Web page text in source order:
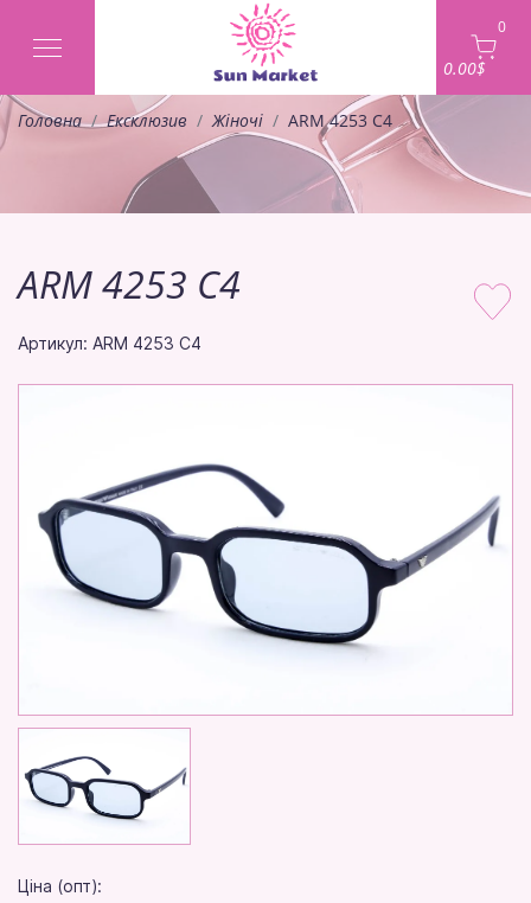
0
0.00$
Головна Ексклюзив Жіночі ARM 4253 C4
ARM 4253 C4
Артикул: ARM 4253 C4
Ціна (опт):